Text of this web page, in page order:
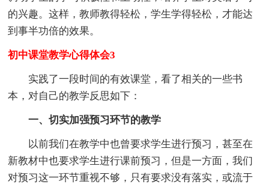
的兴趣。这样，教师教得轻松，学生学得轻松，才能达
到事半功倍的效果。
初中课堂教学心得体会3
实践了一段时间的有效课堂，看了相关的一些书
本，对自己的教学反思如下：
一、切实加强预习环节的教学
以前我们在教学中也曾要求学生进行预习，甚至在
新教材中也要求学生进行课前预习，但是一方面，我们
对预习这一环节重视不够，只有要求没有落实，或流于